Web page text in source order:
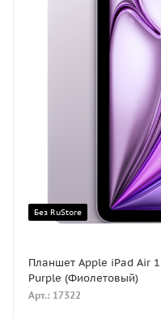
Без RuStore
Планшет Apple iPad Air
Purple (Фиолетовый)
Арт.: 17322